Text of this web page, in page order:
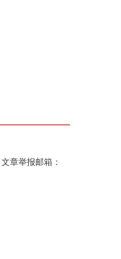
文章举报邮箱：